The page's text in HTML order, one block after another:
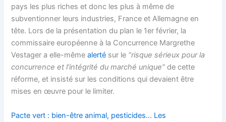
pays les plus riches et donc les plus à même de
subventionner leurs industries, France et Allemagne en
tête. Lors de la présentation du plan le 1er février, la
commissaire européenne à la Concurrence Margrethe
Vestager a elle-mêmealerté sur le “risque sérieux pour la
concurrence et l’intégrité du marché unique” de cette
réforme, et insisté sur les conditions qui devaient être
mises en œuvre pour le limiter.
Pacte vert : bien-être animal, pesticides… Les